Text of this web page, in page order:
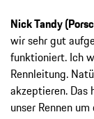
Nick Tandy
wir sehr gut
funktioniert. Ich
Rennleitung.
akzeptieren.
unser Rennen